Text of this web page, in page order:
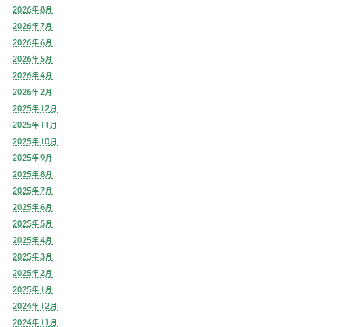
2026年8月
2026年7月
2026年6月
2026年5月
2026年4月
2026年2月
2025年12月
2025年11月
2025年10月
2025年9月
2025年8月
2025年7月
2025年6月
2025年5月
2025年4月
2025年3月
2025年2月
2025年1月
2024年12月
2024年11月